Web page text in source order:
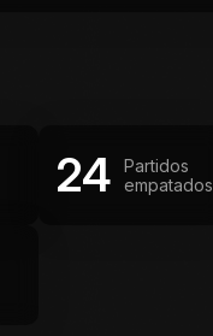
24
Partidos
empatados